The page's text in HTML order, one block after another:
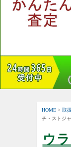
HOME > 取
チ・ストジ
ウ